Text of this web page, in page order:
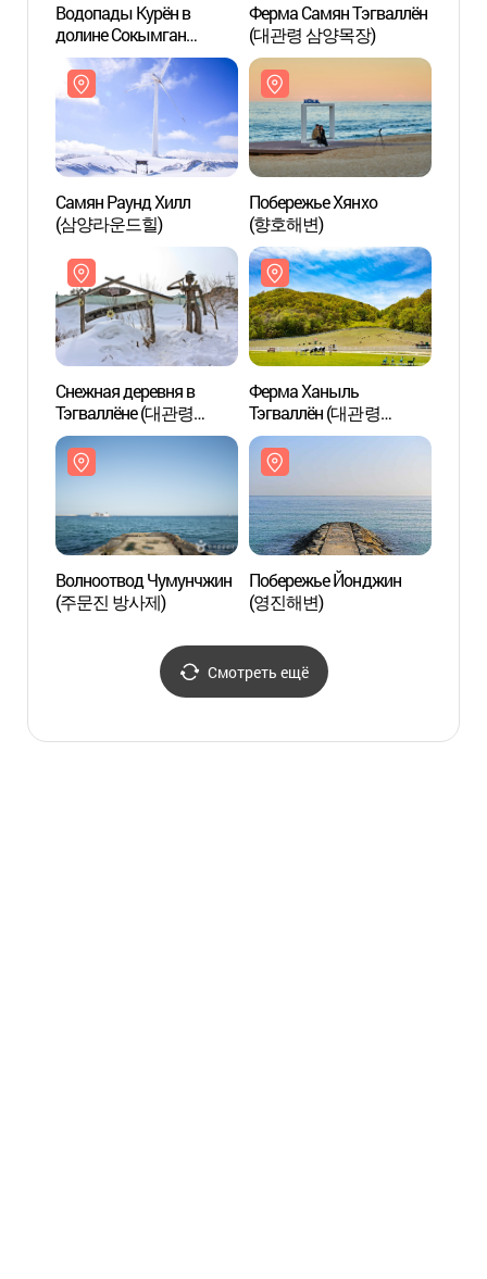
Водопады Курён в
долине Сокымган
(구룡폭포(소금강))
Ферма Самян Тэгваллён
(대관령 삼양목장)
Самян Раунд Хилл
(삼양라운드힐)
Побережье Хянхо
(향호해변)
Снежная деревня в
Тэгваллёне (대관령
눈꽃마을)
Ферма Ханыль
Тэгваллён (대관령
하늘목장)
Волноотвод Чумунчжин
(주문진 방사제)
Побережье Йонджин
(영진해변)
Смотреть ещё